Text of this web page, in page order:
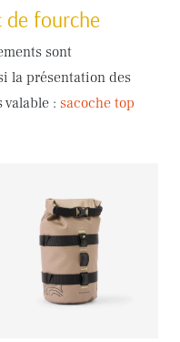
de fourche
sont
la présentation des
valable : sacoche top